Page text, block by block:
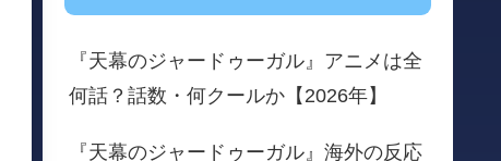
『天幕のジャードゥーガル』アニメは全
何話？話数・何クールか【2026年】
『天幕のジャードゥーガル』海外の反応